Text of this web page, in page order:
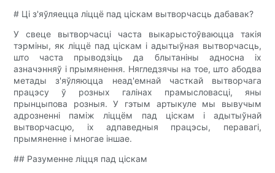
# Ці з'яўляецца ліццё пад ціскам вытворчасць дабавак?
У свеце вытворчасці часта выкарыстоўваюцца такія
тэрміны, як ліццё пад ціскам і адытыўная вытворчасць,
што часта прыводзіць да блытаніны адносна іх
азначэнняў і прымянення. Нягледзячы на ​​тое, што абодва
метады з'яўляюцца неад'емнай часткай вытворчага
працэсу ў розных галінах прамысловасці, яны
прынцыпова розныя. У гэтым артыкуле мы вывучым
адрозненні паміж ліццём пад ціскам і адытыўнай
вытворчасцю, іх адпаведныя працэсы, перавагі,
прымяненне і многае іншае.
## Разуменне ліцця пад ціскам